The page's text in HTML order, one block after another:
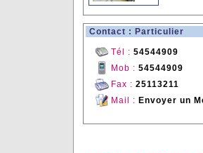
Contact : Particulier
Tél : 54544909
Mob : 54544909
Fax : 25113211
Mail : Envoyer un